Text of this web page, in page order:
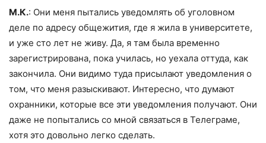
М.К.: Они меня пытались уведомлять об уголовном
деле по адресу общежития, где я жила в университете,
и уже сто лет не живу. Да, я там была временно
зарегистрирована, пока училась, но уехала оттуда, как
закончила. Они видимо туда присылают уведомления о
том, что меня разыскивают. Интересно, что думают
охранники, которые все эти уведомления получают. Они
даже не попытались со мной связаться в Телеграме,
хотя это довольно легко сделать.